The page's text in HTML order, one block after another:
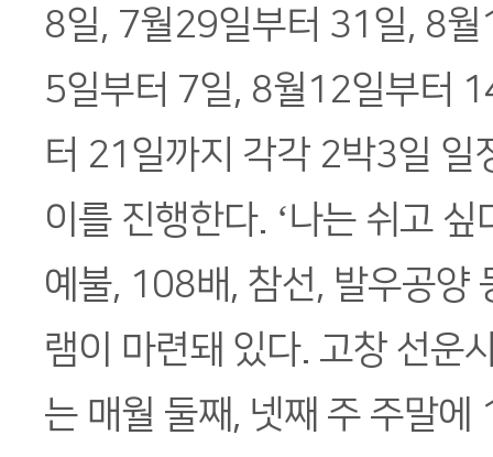
8일, 7월29일부터 31일, 8
5일부터 7일, 8월12일부터
터 21일까지 각각 2박3일 일
이를 진행한다. ‘나는 쉬고 싶
예불, 108배, 참선, 발우공양
램이 마련돼 있다. 고창 선운
는 매월 둘째, 넷째 주 주말